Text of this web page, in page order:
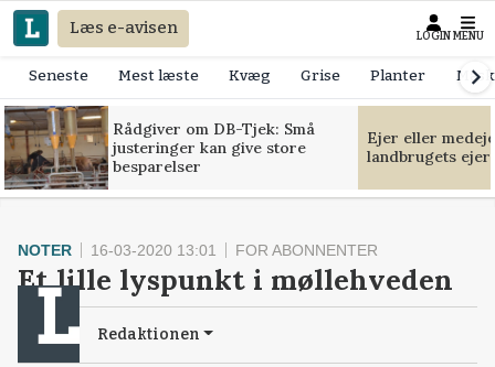
Læs e-avisen LOGIN MENU
Seneste Mest læste Kvæg Grise Planter
Rådgiver om DB-Tjek: Små
justeringer kan give store
besparelser
Ejer eller
landbrugets
NOTER 16-03-2020 13:01 FOR ABONNENTER
Et lille lyspunkt i møllehveden
Redaktionen